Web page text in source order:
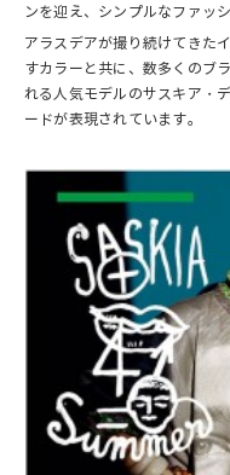
ンを迎え、シンプルなファッ
アラスデアが撮り続けてきた
すカラーと共に、数多くのブ
れる人気モデルのサスキア・
ードが表現されています。